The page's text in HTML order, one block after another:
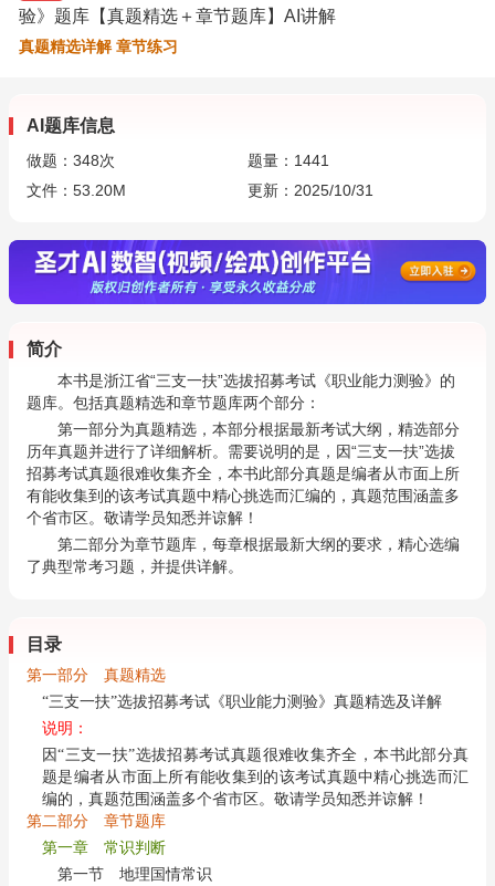
验》题库【真题精选＋章节题库】AI讲解
真题精选详解 章节练习
AI题库信息
做题： 348次
题量：1441
文件：53.20M
更新：2025/10/31
简介
本书是浙江省“三支一扶”选拔招募考试《职业能力测验》的
题库。包括真题精选和章节题库两个部分：
第一部分为真题精选，本部分根据最新考试大纲，精选部分
历年真题并进行了详细解析。需要说明的是，因“三支一扶”选拔
招募考试真题很难收集齐全，本书此部分真题是编者从市面上所
有能收集到的该考试真题中精心挑选而汇编的，真题范围涵盖多
个省市区。敬请学员知悉并谅解！
第二部分为章节题库，每章根据最新大纲的要求，精心选编
了典型常考习题，并提供详解。
目录
第一部分 真题精选
“三支一扶”选拔招募考试《职业能力测验》真题精选及详解
说明：
因“三支一扶”选拔招募考试真题很难收集齐全，本书此部分真
题是编者从市面上所有能收集到的该考试真题中精心挑选而汇
编的，真题范围涵盖多个省市区。敬请学员知悉并谅解！
第二部分 章节题库
第一章 常识判断
第一节 地理国情常识